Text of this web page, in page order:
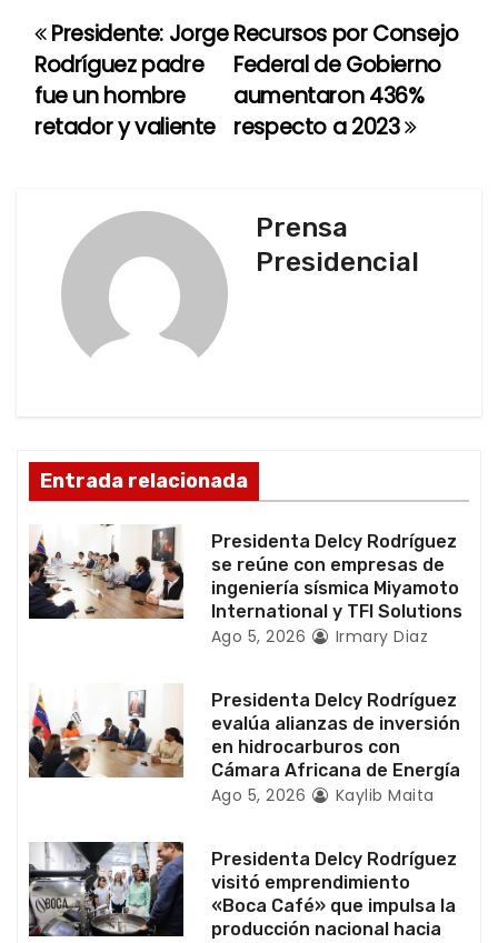
N
a
v
n
d
e
e
t
r
a
d
a
s
Recursos por Consejo
Federal de Gobierno
aumentaron 436%
respecto a 2023
Presidente: Jorge
Rodríguez padre
fue un hombre
retador y valiente
Prensa
Presidencial
Entrada relacionada
Presidenta Delcy Rodríguez
se reúne con empresas de
ingeniería sísmica Miyamoto
International y TFI Solutions
Ago 5, 2026 Irmary Diaz
Presidenta Delcy Rodríguez
evalúa alianzas de inversión
en hidrocarburos con
Cámara Africana de Energía
Ago 5, 2026 Kaylib Maita
Presidenta Delcy Rodríguez
visitó emprendimiento
«Boca Café» que impulsa la
producción nacional hacia